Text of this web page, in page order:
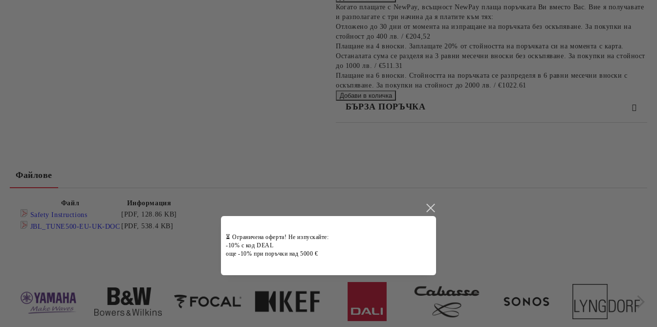
Когато плащате с NewPay, всъщност NewPay плаща поръчката Ви вместо Вас. Вие я получавате
и разполагате с три начина да я платите към тях:
Отложено до 30 дни от момента на изпращане на поръчката без оскъпяване. За покупки на
стойност до 400 лв. / €204,52
Плащане на 4 вноски. Заплащате 20% от стойността на поръчката си на момента с карта.
Останалата сума се разделя на 3 равни месечни вноски без оскъпяване. За покупки на стойност
до 1000 лв. / €511.31
Плащане на 6 вноски. Стойността на поръчката се разпределя в 6 равни месечни вноски с
оскъпяване. За покупки на стойност до 2000 лв. / €1022.61
БЪРЗА ПОРЪЧКА
Файлове
Файл
Информация
Safety Instructions
[PDF, 128.86 KB]
JBL_TUNE500-EU-UK-DOC [PDF, 538.4 KB]
⏳ Ограничена оферта! Не изпускайте:
-10% с код DEAL
още -10% при поръчки над 5000 €